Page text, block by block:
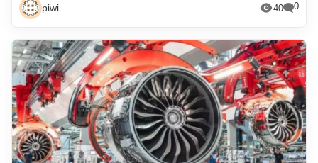
piwi 40 0